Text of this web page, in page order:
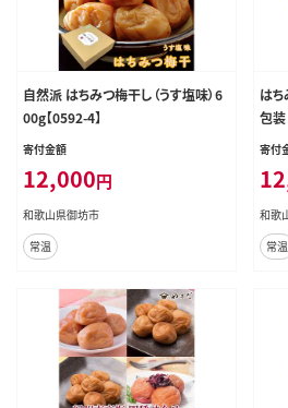
自然派 はちみつ梅干し（うす塩味）6
00g【0592-4】
寄付金額
12,000円
和歌山県御坊市
常温
はち
包装
寄付
和歌
常温